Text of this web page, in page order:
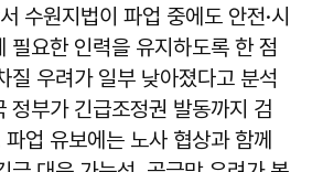
수원지법이 파업 중에도 안전·시
필요한 인력을 유지하도록 한 점
질 우려가 일부 낮아졌다고 분석
정부가 긴급조정권 발동까지 검
업 유보에는 노사 협상과 함께